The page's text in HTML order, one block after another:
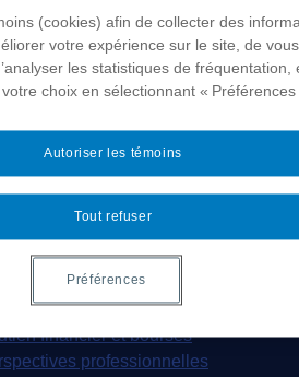
programmes
internationaux
étudiants canadiens hors Québec
financier et bourses
professionnelles
(cookies) afin de collecter des
votre expérience sur le site, de
les statistiques de fréquentation,
choix en sélectionnant « Préférences
Tout refuser
Autoriser les témoins
Préférences